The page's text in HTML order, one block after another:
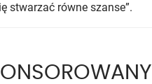
stwarzać równe szanse”.